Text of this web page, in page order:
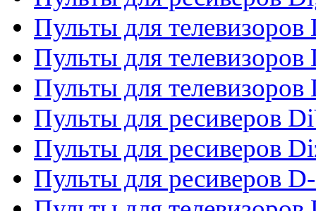
Пульты для
Пульты для
Пульты для телевизоров
Пульты для ресиверов
Пульты для ресиверов
Пульты для ресиверов